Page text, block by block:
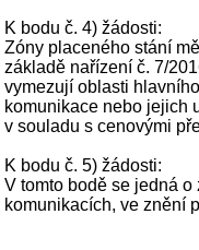
K bodu č. 4) žádosti:
Zóny placeného stání
základě nařízení č. 7/
vymezují oblasti
komunikace nebo jejich
v souladu s cenovými
K bodu č. 5) žádosti:
V tomto bodě se jedná
komunikacích, ve znění